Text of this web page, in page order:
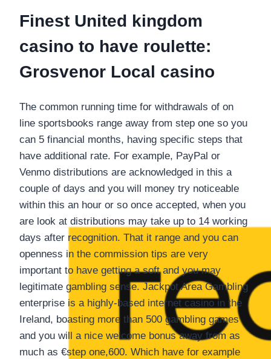
Finest United kingdom
casino to have roulette:
Grosvenor Local casino
The common running time for withdrawals of on
line sportsbooks range away from step one so you
can 5 financial months, having specific steps that
have additional rate. For example, PayPal or
Venmo distributions are acknowledged in this a
couple of days and you will money try noticeable
within this an hour or so once accepted, when you
are look at distributions may take up to 14 working
days after recognition. That it range and you can
openness in the commission tips are very
important to have getting a soft and you may
legitimate gambling sense. Jackpot Area Gambling
enterprise is a highly-based internet casino in the
Ireland, boasting more than 500 gambling games
and you will a nice welcome bonus away from as
much as €step one,600. Which have for example